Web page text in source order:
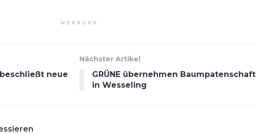
WERBUNG
neue
Nächster Artikel
GRÜNE übernehmen Baumpatenschaft
in Wesseling